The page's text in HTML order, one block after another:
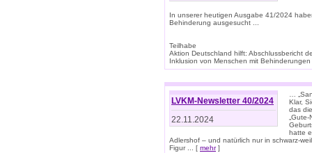
In unserer heutigen Ausgabe 41/2024
Behinderung ausgesucht ...
Teilhabe
Aktion Deutschland hilft: Abschlussbericht
Inklusion von Menschen mit
LVKM-Newsletter 40/2024
22.11.2024
…
Klar,
das
hatte
Adlershof – und natürlich nur in schwarz-
Figur ... [ mehr]